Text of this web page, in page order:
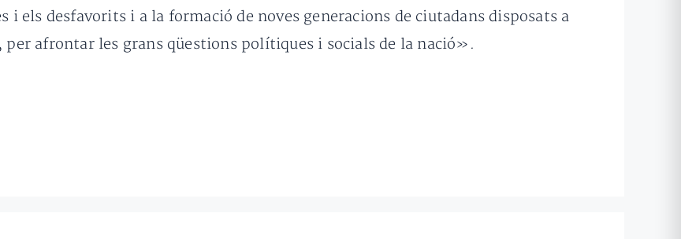
i els desfavorits i a la formació de noves generacions de ciutadans disposats a
per afrontar les grans qüestions polítiques i socials de la nació».